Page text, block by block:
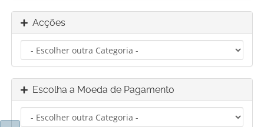
Acções
Escolha a Moeda de Pagamento